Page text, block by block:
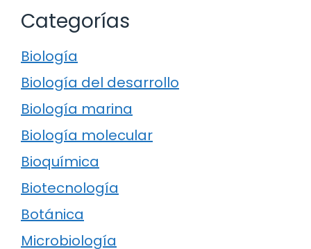
Categorías
Biología
Biología del desarrollo
Biología marina
Biología molecular
Bioquímica
Biotecnología
Botánica
Microbiología